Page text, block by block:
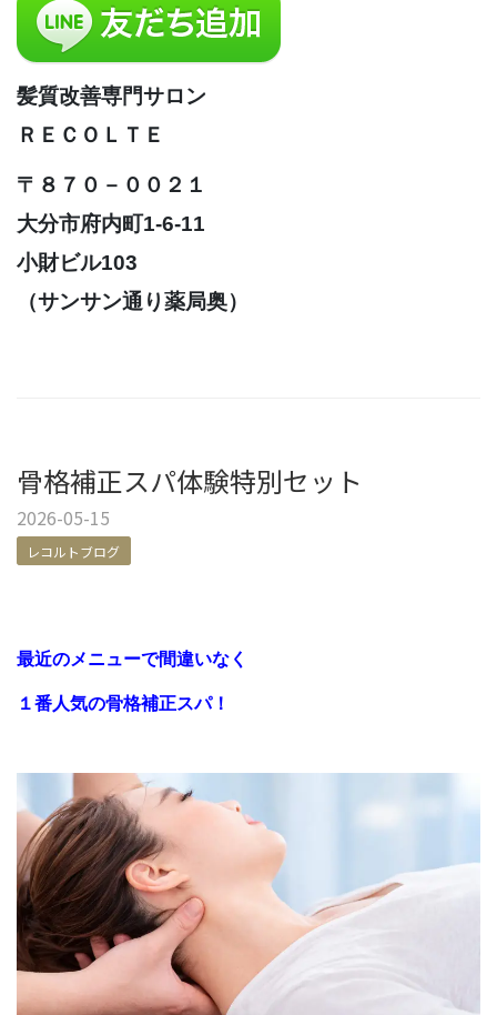
髪質改善専門サロン
ＲＥＣＯＬＴＥ
〒８７０－００２１
大分市府内町1-6-11
小財ビル103
（サンサン通り薬局奥）
骨格補正スパ体験特別セット
2026-05-15
レコルトブログ
最近のメニューで間違いなく
１番人気の骨格補正スパ！